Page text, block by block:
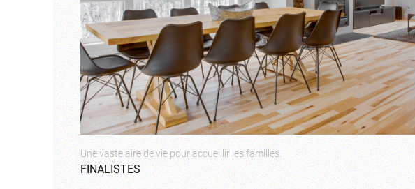
Une vaste aire de vie pour accueillir les familles.
FINALISTES